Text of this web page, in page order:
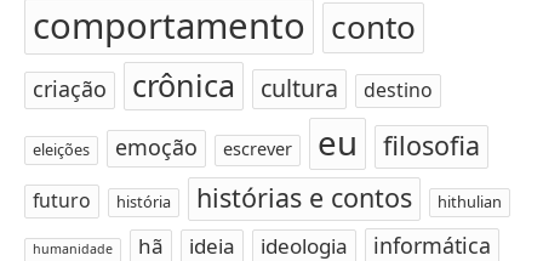
comportamento conto
criação crônica cultura destino
eleições emoção escrever eu filosofia
futuro história histórias e contos hithulian
humanidade hã ideia ideologia informática